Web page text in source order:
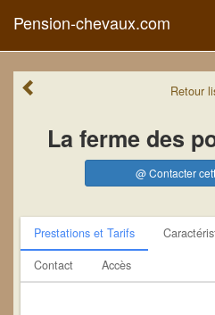
Pension-chevaux.com
Retour
La ferme des
@ Contacter
Prestations et Tarifs
Contact
Accès